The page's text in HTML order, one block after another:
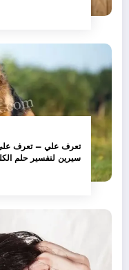
تعرف علي – تعرف على
سيرين لتفسير حلم